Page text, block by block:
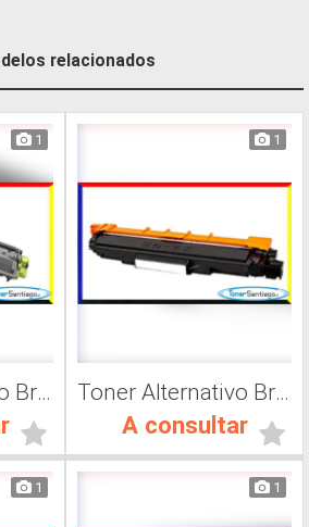
relacionados
1
Toner Alternativo Brother TN 217Y, Impresora Láser
1
Toner Alternativo Brother TN 230C, Impresora Láser
A consultar
1 1